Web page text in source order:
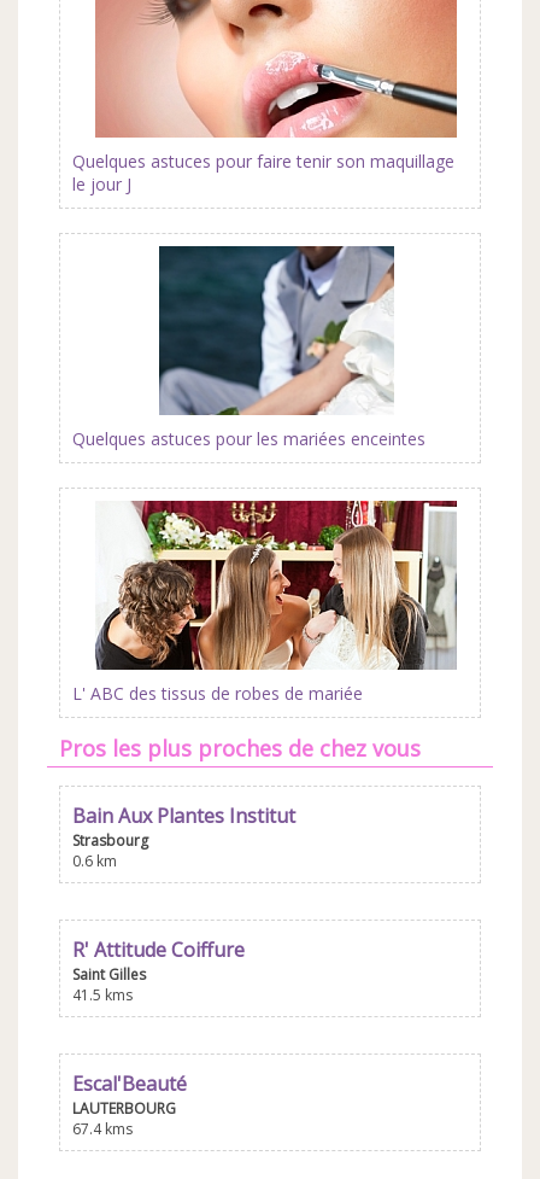
Quelques astuces pour faire tenir son maquillage
le jour J
Quelques astuces pour les mariées enceintes
L' ABC des tissus de robes de mariée
Pros les plus proches de chez vous
Bain Aux Plantes Institut
Strasbourg
0.6 km
R' Attitude Coiffure
Saint Gilles
41.5 kms
Escal'Beauté
LAUTERBOURG
67.4 kms